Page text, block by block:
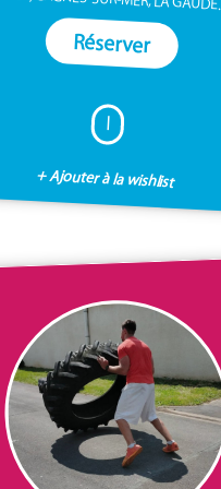
Réserver
I
+ Ajouter à la wishlist